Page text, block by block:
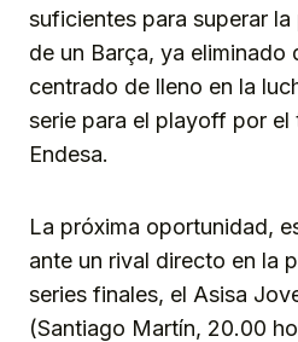
suficientes para superar
de un Barça, ya eliminado
centrado de lleno en la
serie para el playoff por el
Endesa.
La próxima oportunidad,
ante un rival directo en la
series finales, el Asisa
(Santiago Martín, 20.00